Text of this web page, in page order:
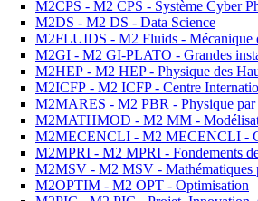
M2CPS - M2 CPS - Système Cyber
M2DS - M2 DS - Data Science
M2FLUIDS - M2 Fluids - Mécanique
M2GI - M2 GI-PLATO - Grandes
M2HEP - M2 HEP - Physique des
M2ICFP - M2 ICFP - Centre
M2MARES - M2 PBR - Physique par
M2MATHMOD - M2 MM -
M2MECENCLI - M2 MECENCLI -
M2MPRI - M2 MPRI - Fondements
M2MSV - M2 MSV - Mathématiques
M2OPTIM - M2 OPT - Optimisation